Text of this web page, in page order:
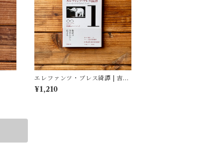
エレファンツ・ブレス綺譚 | 吉田
篤弘
¥1,210